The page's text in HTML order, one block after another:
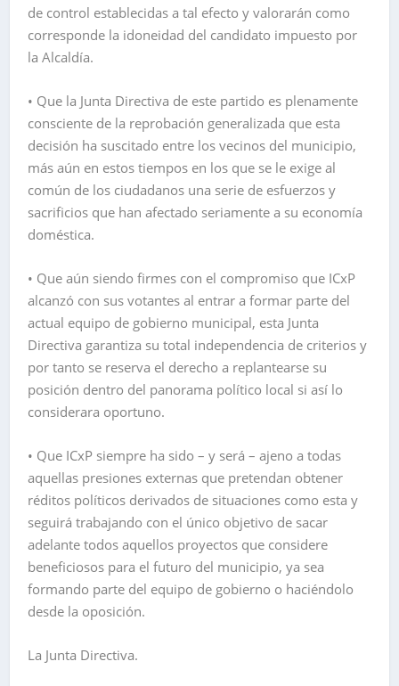
de control establecidas a tal efecto y valorarán como
corresponde la idoneidad del candidato impuesto por
la Alcaldía.
• Que la Junta Directiva de este partido es plenamente
consciente de la reprobación generalizada que esta
decisión ha suscitado entre los vecinos del municipio,
más aún en estos tiempos en los que se le exige al
común de los ciudadanos una serie de esfuerzos y
sacrificios que han afectado seriamente a su economía
doméstica.
• Que aún siendo firmes con el compromiso que ICxP
alcanzó con sus votantes al entrar a formar parte del
actual equipo de gobierno municipal, esta Junta
Directiva garantiza su total independencia de criterios y
por tanto se reserva el derecho a replantearse su
posición dentro del panorama político local si así lo
considerara oportuno.
• Que ICxP siempre ha sido – y será – ajeno a todas
aquellas presiones externas que pretendan obtener
réditos políticos derivados de situaciones como esta y
seguirá trabajando con el único objetivo de sacar
adelante todos aquellos proyectos que considere
beneficiosos para el futuro del municipio, ya sea
formando parte del equipo de gobierno o haciéndolo
desde la oposición.
La Junta Directiva.